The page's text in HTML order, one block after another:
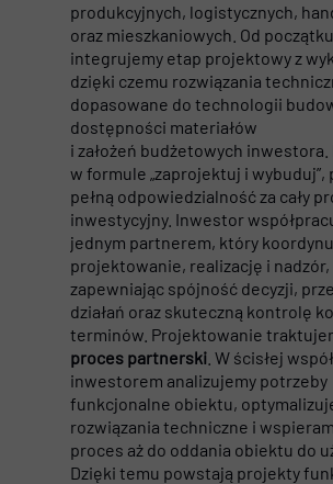
produkcyjnych, logistycznych,
oraz mieszkaniowych. Od początku
integrujemy etap projektowy z
dzięki czemu rozwiązania
dopasowane do technologii
dostępności materiałów
i założeń budżetowych inwestora.
w formule „zaprojektuj i wybuduj”,
pełną odpowiedzialność za cały
inwestycyjny. Inwestor
jednym partnerem, który
projektowanie, realizację i nadzór,
zapewniając spójność decyzji,
działań oraz skuteczną kontrolę
terminów. Projektowanie
proces partnerski . W ścisłej
inwestorem analizujemy potrzeby
funkcjonalne obiektu,
rozwiązania techniczne i
proces aż do oddania obiektu do
Dzięki temu powstają projekty